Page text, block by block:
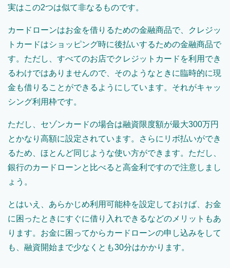
実はこの2つは似て非なるものです。
カードローンはお金を借りるための金融商品で、クレジッ
トカードはショッピング時に後払いするための金融商品で
す。ただし、すべてのお店でクレジットカードを利用でき
るわけではありませんので、そのようなときに臨時的に現
金も借りることができるようにしています。それがキャッ
シング利用枠です。
ただし、セゾンカードの場合は融資限度額が最大300万円
とかなり高額に設定されています。さらにリボ払いができ
るため、ほとんど同じような使い方ができます。ただし、
銀行のカードローンと比べると高金利ですので注意しまし
ょう。
とはいえ、あらかじめ利用可能枠を設定しておけば、お金
に困ったときにすぐに借り入れできるなどのメリットもあ
ります。お金に困ってからカードローンの申し込みをして
も、融資開始まで少なくとも30分はかかります。